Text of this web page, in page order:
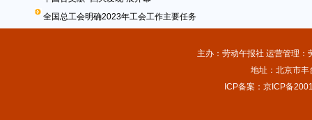
全国总工会明确2023年工会工作主要任务
主办：劳动午报社 运营管理
地址：北京市
ICP备案：京ICP备